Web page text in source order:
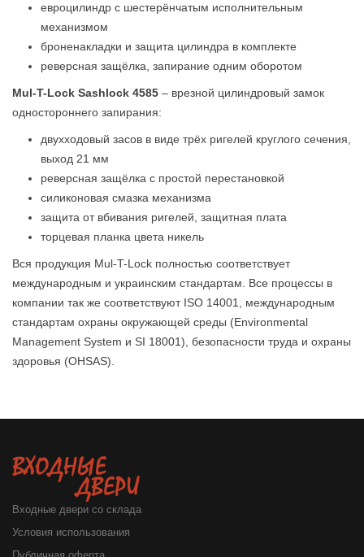
евроцилиндр с шестерёнчатым исполнительным
механизмом
броненакладки и защита цилиндра в комплекте
реверсная защёлка, запирание одним оборотом
Mul-T-Lock Sashlock 4585 – врезной цилиндровый замок
одностороннего запирания:
двухходовый засов в виде трёх ригелей круглого сечения,
выход 21 мм
реверсная защёлка с простой перестановкой
силиконовая смазка механизма
защита от вбивания ригелей, защитная плата
торцевая планка цвета никель
Вся продукция Mul-T-Lock полностью соответствует
международным и украинским стандартам. Все процессы в
компании так же соответствуют ISO 14001, международным
стандартам охраны окружающей среды (Environmental
Management System и SI 18001), безопасности труда и охраны
здоровья (OHSAS).
Входные двери со склада
Условия использования